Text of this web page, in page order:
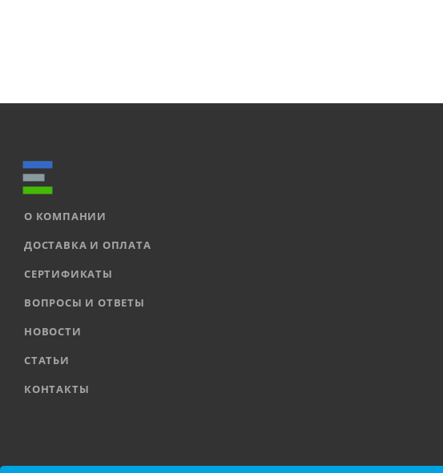
О КОМПАНИИ
ДОСТАВКА И ОПЛАТА
СЕРТИФИКАТЫ
ВОПРОСЫ И ОТВЕТЫ
НОВОСТИ
СТАТЬИ
КОНТАКТЫ